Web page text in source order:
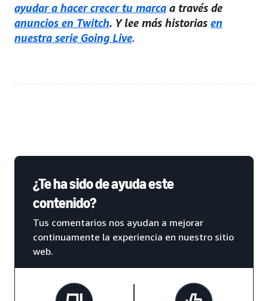
ayudar a hacer crecer tu marca a través de
anuncios en Twitch. Y lee más historias en
nuestra serie Going Live.
¿Te ha sido de ayuda este
contenido?
Tus comentarios nos ayudan a mejorar
continuamente la experiencia en nuestro sitio
web.